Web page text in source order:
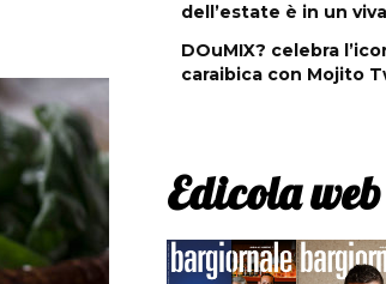
dell’estate è in un
DOuMIX? celebra
caraibica con Mojito
Edicola web